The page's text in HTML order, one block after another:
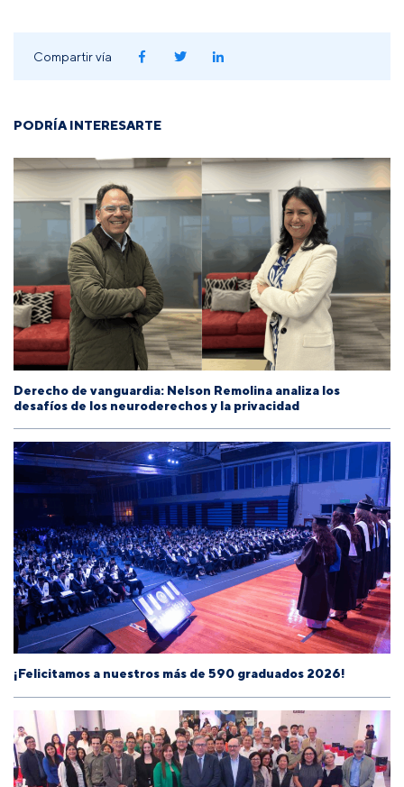
Compartir vía
PODRÍA INTERESARTE
Derecho de vanguardia: Nelson Remolina analiza los
desafíos de los neuroderechos y la privacidad
¡Felicitamos a nuestros más de 590 graduados 2026!